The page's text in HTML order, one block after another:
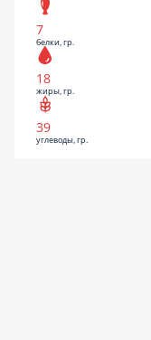
7
белки, гр.
18
жиры, гр.
39
углеводы, гр.